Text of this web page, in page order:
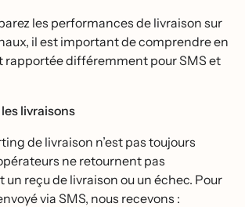
les performances de livraison sur
il est important de comprendre en
rapportée différemment pour SMS et
livraisons
de livraison n’est pas toujours
ne retournent pas
reçu de livraison ou un échec. Pour
via SMS, nous recevons :